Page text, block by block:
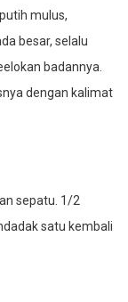
mulus,
besar, selalu
badannya.
dengan kalimat
sepatu. 1/2
satu kembali